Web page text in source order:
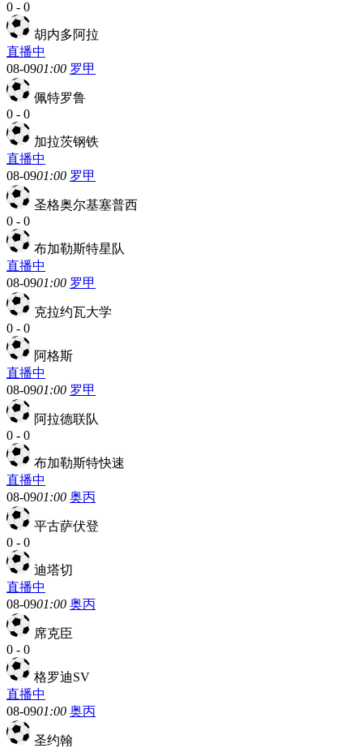
0 - 0
胡内多阿拉
直播中
08-0901:00 罗甲
佩特罗鲁
0 - 0
加拉茨钢铁
直播中
08-0901:00 罗甲
圣格奥尔基塞普西
0 - 0
布加勒斯特星队
直播中
08-0901:00 罗甲
克拉约瓦大学
0 - 0
阿格斯
直播中
08-0901:00 罗甲
阿拉德联队
0 - 0
布加勒斯特快速
直播中
08-0901:00 奥丙
平古萨伏登
0 - 0
迪塔切
直播中
08-0901:00 奥丙
席克臣
0 - 0
格罗迪SV
直播中
08-0901:00 奥丙
圣约翰